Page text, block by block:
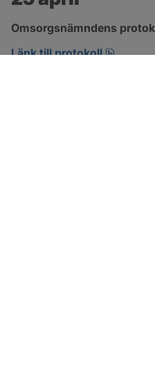
Omsorgsnämndens
Länk till protokoll
pdf,